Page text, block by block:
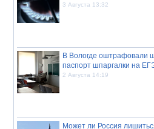
3 Августа 13:32
В Вологде оштрафовали
паспорт шпаргалки на
2 Августа 14:19
Может ли Россия